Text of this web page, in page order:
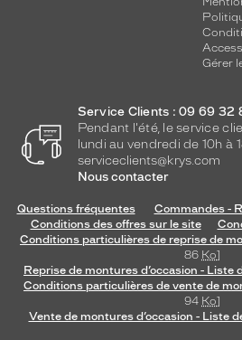
Gérer
Service Clients : 09 69 32
Pendant l'été, le service
lundi au vendredi de 10h à
serviceclients@krys.com
Nous contacter
Questions fréquentes
Commandes -
Conditions des offres sur le site
Conditions particulières de reprise de
86 Ko]
Reprise de montures d’occasion -
Conditions particulières de vente de
94 Ko]
Vente de montures d’occasion - Liste